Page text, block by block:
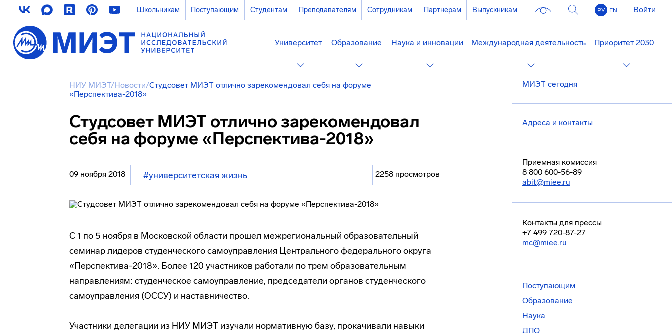
Школьникам Поступающим Студентам Преподавателям Сотрудникам Партнерам Выпускникам РУ EN Войти
Университет Образование Наука и инновации Международная деятельность Приоритет 2030
НИУ МИЭТ/Новости/Студсовет МИЭТ отлично зарекомендовал себя на форуме
«Перспектива-2018»
Студсовет МИЭТ отлично зарекомендовал
себя на форуме «Перспектива-2018»
09 ноября 2018 #университетская жизнь 2258 просмотров
С 1 по 5 ноября в Московской области прошел межрегиональный образовательный
семинар лидеров студенческого самоуправления Центрального федерального округа
«Перспектива-2018». Более 120 участников работали по трем образовательным
направлениям: студенческое самоуправление, председатели органов студенческого
самоуправления (ОССУ) и наставничество.
Участники делегации из НИУ МИЭТ изучали нормативную базу, прокачивали навыки
МИЭТ сегодня
Адреса и контакты
Приемная комиссия
8 800 600-56-89
abit@miee.ru
Контакты для прессы
+7 499 720-87-27
mc@miee.ru
Поступающим
Образование
Наука
ДПО